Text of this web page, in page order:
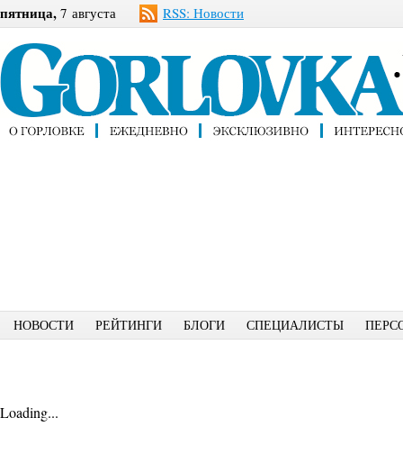
пятница, 7 августа RSS: Новости
НОВОСТИ РЕЙТИНГИ БЛОГИ СПЕЦИАЛИСТЫ
Loading...